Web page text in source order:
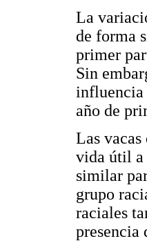
La
de forma
primer
Sin
influencia
año de
Las vacas
vida útil a
similar
grupo
raciales
presencia